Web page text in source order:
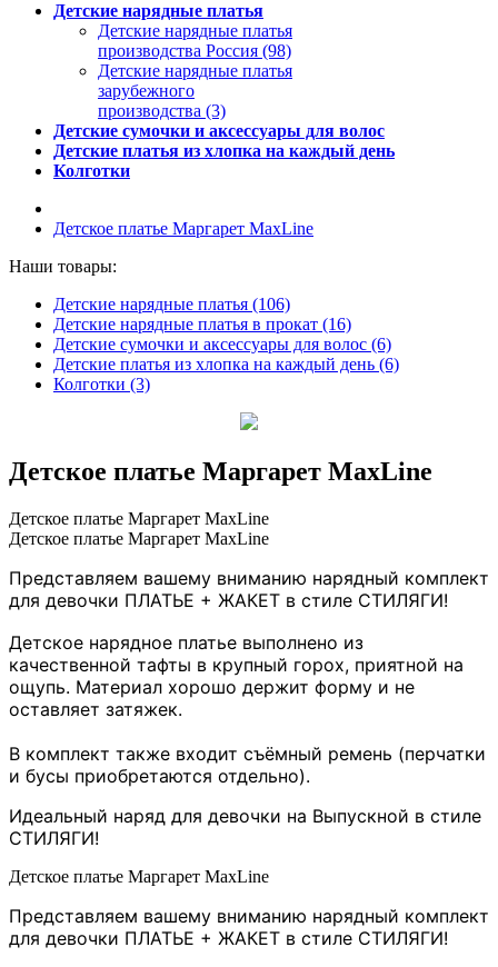
Детские нарядные платья
Детские нарядные платья
производства Россия (98)
Детские нарядные платья
зарубежного
производства (3)
Детские сумочки и аксессуары для волос
Детские платья из хлопка на каждый день
Колготки
Детское платье Маргарет MaxLine
Наши товары:
Детские нарядные платья (106)
Детские нарядные платья в прокат (16)
Детские сумочки и аксессуары для волос (6)
Детские платья из хлопка на каждый день (6)
Колготки (3)
Детское платье Маргарет MaxLine
Детское платье Маргарет MaxLine
Детское платье Маргарет MaxLine
Представляем вашему вниманию нарядный комплект
для девочки ПЛАТЬЕ + ЖАКЕТ в стиле СТИЛЯГИ!
Детское нарядное платье выполнено из
качественной тафты в крупный горох, приятной на
ощупь. Материал хорошо держит форму и не
оставляет затяжек.
В комплект также входит съёмный ремень (перчатки
и бусы приобретаются отдельно).
Идеальный наряд для девочки на Выпускной в стиле
СТИЛЯГИ!
Детское платье Маргарет MaxLine
Представляем вашему вниманию нарядный комплект
для девочки ПЛАТЬЕ + ЖАКЕТ в стиле СТИЛЯГИ!